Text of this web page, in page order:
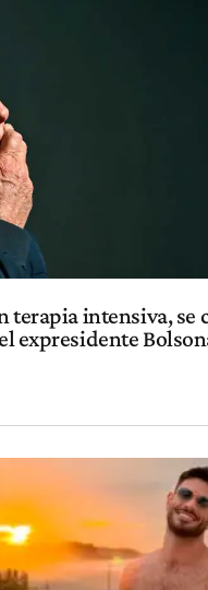
terapia intensiva, se
expresidente